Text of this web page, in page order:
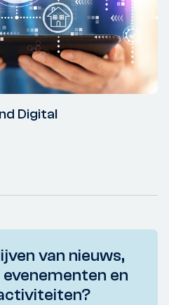
Digital
van nieuws,
en